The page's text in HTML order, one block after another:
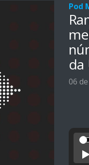
Pod
da
06